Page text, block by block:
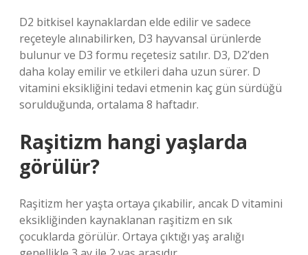
D2 bitkisel kaynaklardan elde edilir ve sadece
reçeteyle alınabilirken, D3 hayvansal ürünlerde
bulunur ve D3 formu reçetesiz satılır. D3, D2’den
daha kolay emilir ve etkileri daha uzun sürer. D
vitamini eksikliğini tedavi etmenin kaç gün sürdüğü
sorulduğunda, ortalama 8 haftadır.
Raşitizm hangi yaşlarda
görülür?
Raşitizm her yaşta ortaya çıkabilir, ancak D vitamini
eksikliğinden kaynaklanan raşitizm en sık
çocuklarda görülür. Ortaya çıktığı yaş aralığı